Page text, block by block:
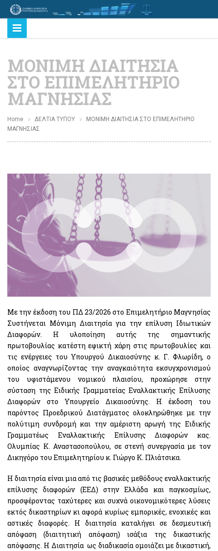
ΜΟΝΙΜΗ ΔΙΑΙΤΗΣΙΑ
ΣΤΟ ΕΠΙΜΕΛΗΤΗΡΙΟ
ΜΑΓΝΗΣΙΑΣ
Home ΔΕΛΤΙΑ ΤΥΠΟΥ
ΜΟΝΙΜΗ ΔΙΑΙΤΗΣΙΑ ΣΤΟ ΕΠΙΜΕΛΗΤΗΡΙΟ
ΜΑΓΝΗΣΙΑΣ
Με την έκδοση του ΠΔ 23/2026 στο Επιμελητήριο Μαγνησίας
Συστήνεται Μόνιμη Διαιτησία για την επίλυση Ιδιωτικών
Διαφορών. Η υλοποίηση αυτής της σημαντικής
πρωτοβουλίας κατέστη εφικτή χάρη στις πρωτοβουλίες και
τις ενέργειες του Υπουργού Δικαιοσύνης κ. Γ. Φλωρίδη, ο
οποίος αναγνωρίζοντας την αναγκαιότητα εκσυγχρονισμού
του υφιστάμενου νομικού πλαισίου, προχώρησε στην
σύσταση της Ειδικής Γραμματείας Εναλλακτικής Επίλυσης
Διαφορών στο Υπουργείο Δικαιοσύνης. Η έκδοση του
παρόντος Προεδρικού Διατάγματος ολοκληρώθηκε με την
πολύτιμη συνδρομή και την αμέριστη αρωγή της Ειδικής
Γραμματέως Εναλλακτικής Επίλυσης Διαφορών κας.
Ολυμπίας Κ. Αναστασοπούλου, σε στενή συνεργασία με τον
Δικηγόρο του Επιμελητηρίου κ. Γιώργο Κ. Πλιάτσικα.
Η διαιτησία είναι μια από τις βασικές μεθόδους εναλλακτικής
επίλυσης διαφορών (ΕΕΔ) στην Ελλάδα και παγκοσμίως,
προσφέροντας ταχύτερες και συχνά οικονομικότερες λύσεις
εκτός δικαστηρίων κι αφορά κυρίως εμπορικές, ενοχικές και
αστικές διαφορές. Η διαιτησία καταλήγει σε δεσμευτική
απόφαση (διαιτητική απόφαση) ισάξια της δικαστικής
απόφασης. Η Διαιτησία ως διαδικασία ομοιάζει με δικαστική,